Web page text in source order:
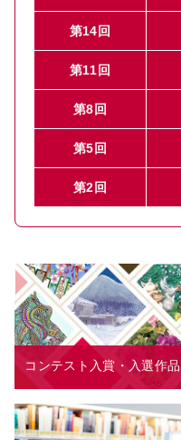
第14回
第11回
第8回
第5回
第2回
コンテスト入賞・入選作品